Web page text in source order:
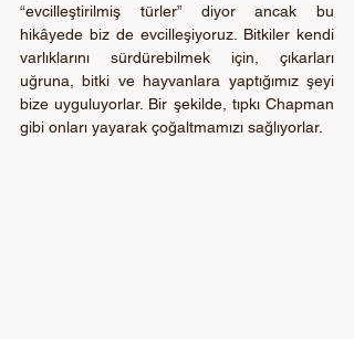
“evcilleştirilmiş türler” diyor ancak bu
hikâyede biz de evcilleşiyoruz. Bitkiler kendi
varlıklarını sürdürebilmek için, çıkarları
uğruna, bitki ve hayvanlara yaptığımız şeyi
bize uyguluyorlar. Bir şekilde, tıpkı Chapman
gibi onları yayarak çoğaltmamızı sağlıyorlar.